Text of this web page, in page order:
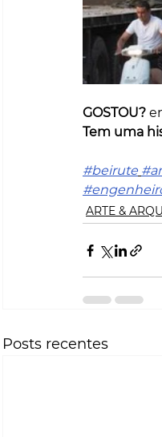
GOSTOU?
Tem uma
#beirute
ARTE &
Posts recentes